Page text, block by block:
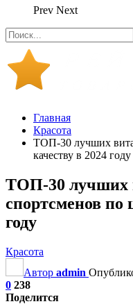
Prev Next
Главная
Красота
ТОП-30 лучших
качеству в 2024 году
ТОП-30 лучших
спортсменов по
году
Красота
Автор admin
0 238
Поделится